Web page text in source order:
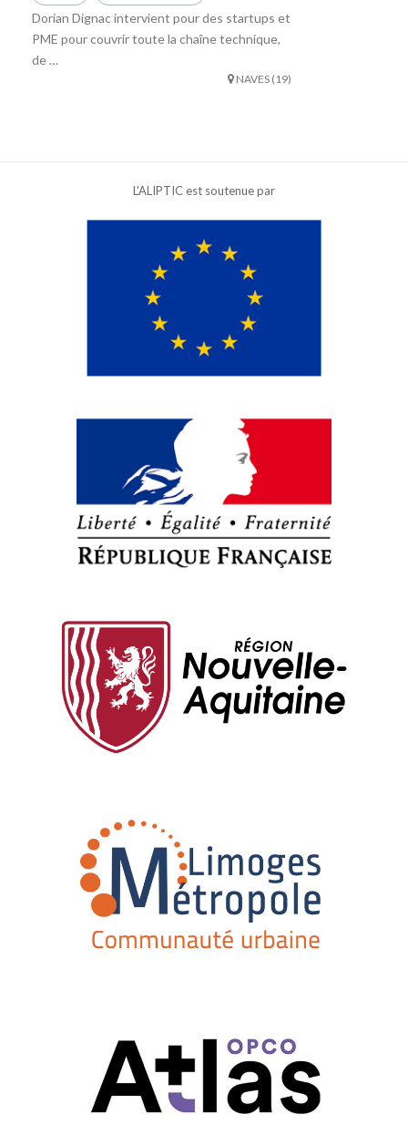
Dorian Dignac intervient pour des startups et
PME pour couvrir toute la chaîne technique,
de …
NAVES (19)
L'ALIPTIC est soutenue par